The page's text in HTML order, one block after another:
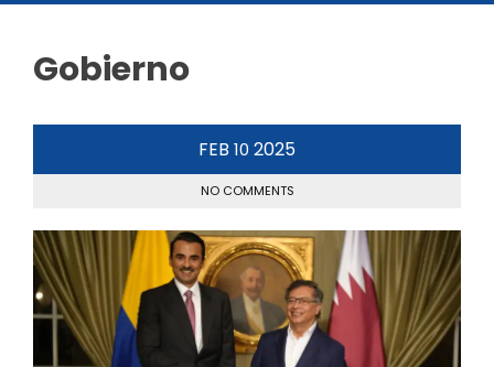
Gobierno
FEB 10 2025
NO COMMENTS